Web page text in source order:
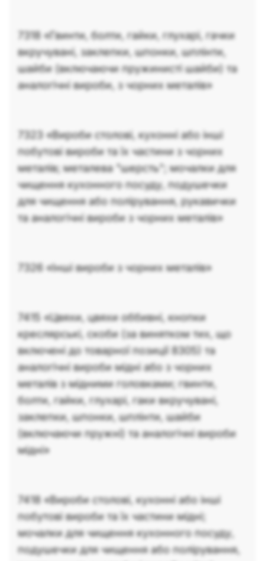
7318 «Гвинти, болти, гайки, глухарi, гачки
вкручуванi, заклепки, шпонки, шплiнти,
шайби (включаючи пружинистi шайби) та
аналогiчнi вироби, з чорних металiв»
7323 «Вироби столовi, кухоннi або iншi
побутовi вироби та їх частини з чорних
металiв; металева "шерсть"; мочалки для
чищення кухонного посуду, подушечки
для чищення або полiрування, рукавички
та аналогiчнi вироби з чорних металiв»
7326 «Iншi вироби з чорних металiв»
7415 «Цвяхи, цвяхи оббивнi, кнопки
креслярськi, скоби (за винятком тих, що
включенi до товарної позицiї 8305) та
аналогiчнi вироби мiднi або з чорних
металiв з мiдними головками; гвинти,
болти, гайки, глухарi, гаки вкручуванi,
заклепки, шпонки, шплiнти, шайби
(включаючи пружнi) та аналогiчнi вироби
мiднi»
7418 «Вироби столовi, кухоннi або iншi
побутовi вироби та їх частини мiднi;
мочалки для чищення кухонного посуду,
подушечки для чищення або полiрування,